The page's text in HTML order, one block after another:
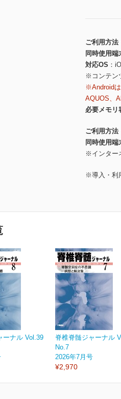
ご利用方法
同時使用端
対応OS
※コンテン
※Android
AQUOS、
必要メモリ
ご利用方法
同時使用端
※インター
※導入・利
ーナル Vol.39
脊椎脊髄ジャーナル
No.7
2026年7月号
¥2,970